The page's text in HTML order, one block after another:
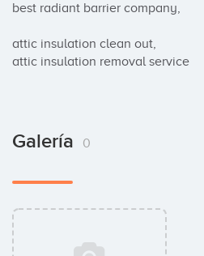
best radiant barrier company,
attic insulation clean out,
attic insulation removal service
Galería 0